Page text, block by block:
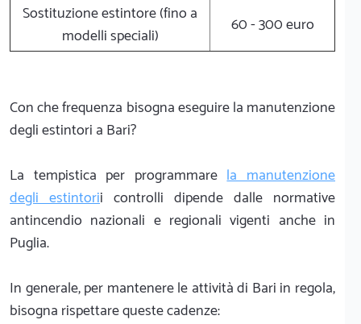
Sostituzione estintore (fino a
modelli speciali)
60 - 300 euro
Con che frequenza bisogna eseguire la manutenzione
degli estintori a Bari?
La tempistica per programmarela manutenzione
degli estintorii controlli dipende dalle normative
antincendio nazionali e regionali vigenti anche in
Puglia.
In generale, per mantenere le attività di Bari in regola,
bisogna rispettare queste cadenze: